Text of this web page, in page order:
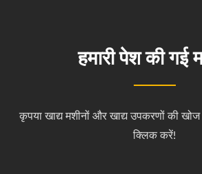
हमारी पेश की गई
कृपया खाद्य मशीनों और खाद्य उपकरणों की
क्लिक करें!